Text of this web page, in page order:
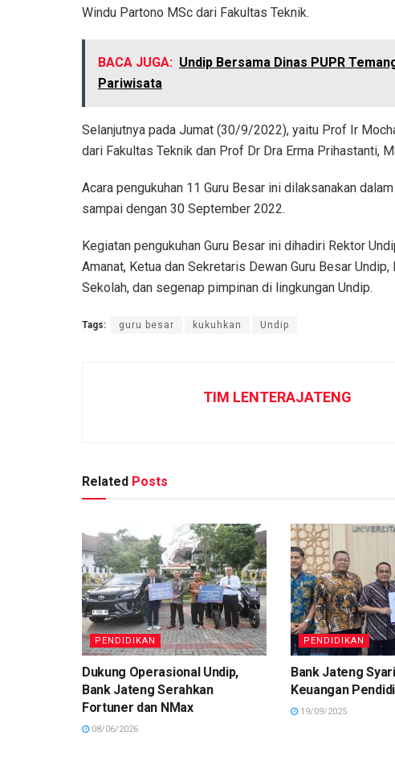
Windu Partono MSc dari Fakultas Teknik.
BACA JUGA: Undip Bersama Dinas PUPR
Pariwisata
Selanjutnya pada Jumat (30/9/2022), yaitu Prof Ir
dari Fakultas Teknik dan Prof Dr Dra Erma Prihastanti,
Acara pengukuhan 11 Guru Besar ini dilaksanakan
sampai dengan 30 September 2022.
Kegiatan pengukuhan Guru Besar ini dihadiri Rektor
Amanat, Ketua dan Sekretaris Dewan Guru Besar
Sekolah, dan segenap pimpinan di lingkungan Undip.
Tags: guru besar kukuhkan Undip
TIM LENTERAJATENG
Related Posts
PENDIDIKAN
Dukung Operasional Undip,
Bank Jateng Serahkan
Fortuner dan NMax
08/06/2026
PENDIDIKAN
Bank Jateng
Keuangan
19/09/2025